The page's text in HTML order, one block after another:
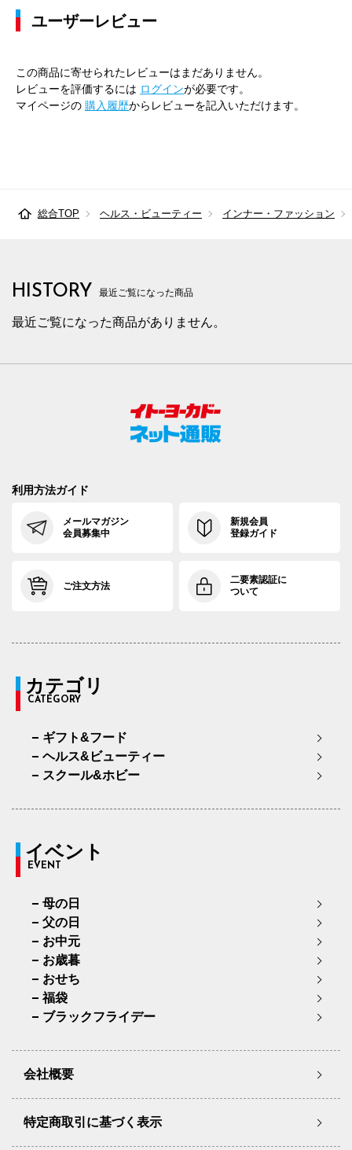
ユーザーレビュー
この商品に寄せられたレビューはまだありません。
レビューを評価するには ログインが必要です。
マイページの 購入履歴からレビューを記入いただけます。
総合TOP ヘルス・ビューティー インナー・ファッション
HISTORY 最近ご覧になった商品
最近ご覧になった商品がありません。
利用方法ガイド
メールマガジン
会員募集中
新規会員
登録ガイド
ご注文方法
二要素認証に
ついて
カテゴリ
CATEGORY
ギフト&フード
ヘルス&ビューティー
スクール&ホビー
イベント
EVENT
母の日
父の日
お中元
お歳暮
おせち
福袋
ブラックフライデー
会社概要
特定商取引に基づく表示